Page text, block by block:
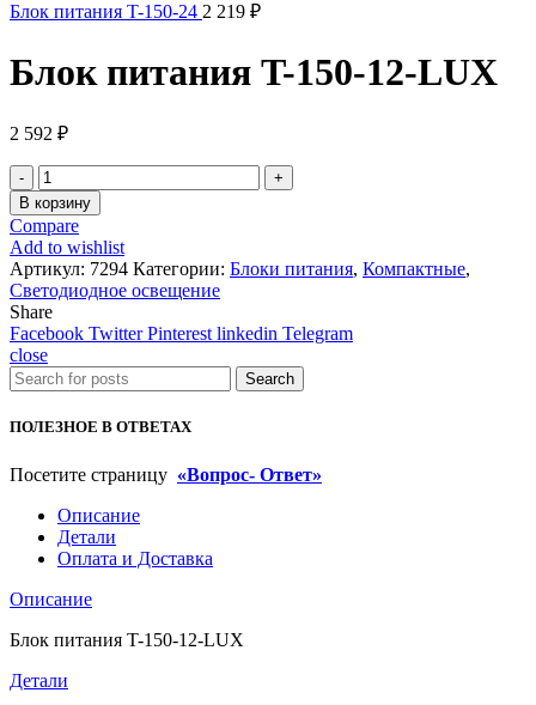
Блок питания T-150-24 2 219 ₽
Блок питания T-150-12-LUX
2 592 ₽
Количество
товара
Блок
питания
T-
150-
12-
LUX
В корзину
Compare
Add to wishlist
Артикул: 7294 Категории: Блоки питания, Компактные,
Светодиодное освещение
Share
Facebook Twitter Pinterest linkedin Telegram
close
Search
ПОЛЕЗНОЕ В ОТВЕТАХ
Посетите страницу «Вопрос- Ответ»
Описание
Детали
Оплата и Доставка
Описание
Блок питания T-150-12-LUX
Детали